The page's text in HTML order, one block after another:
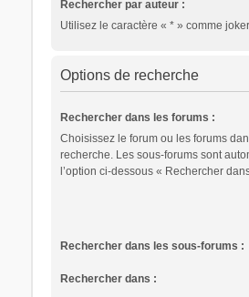
Rechercher par auteur :
Utilisez le caractère « * » comme
Options de recherche
Rechercher dans les forums :
Choisissez le forum ou les forums
recherche. Les sous-forums sont
l’option ci-dessous « Rechercher
Rechercher dans les sous-forums :
Rechercher dans :